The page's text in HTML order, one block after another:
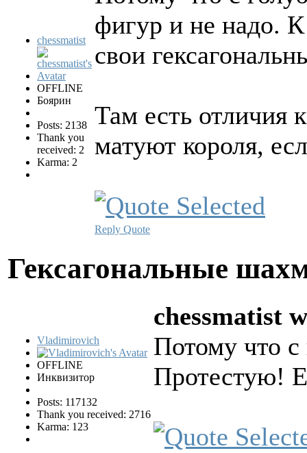
chessmatist
OFFLINE
Боярин
Posts: 2138
Thank you
received: 2
Karma: 2
фигур и не надо.
свои
Там есть отличия
матуют короля,
Reply Quote
Гексагональные
Vladimirovich
OFFLINE
Инквизитор
Posts: 117132
Thank you received: 2716
Karma: 123
chessmatist
Потому что с
Протестую!